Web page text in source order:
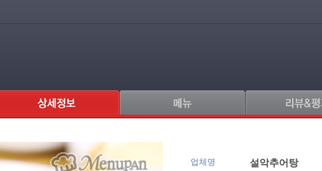
업체명 설악추어탕